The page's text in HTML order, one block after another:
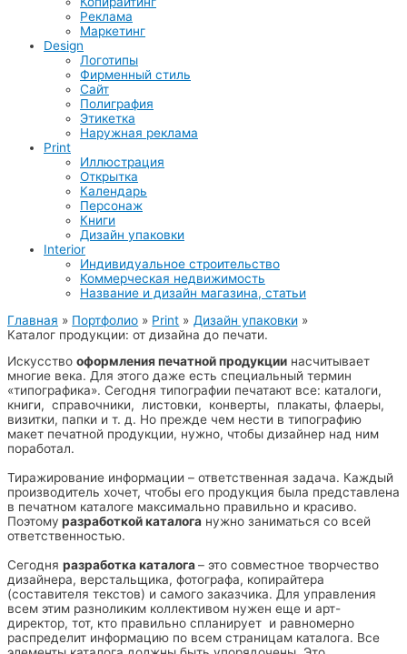
Реклама
Маркетинг
Design
Логотипы
Фирменный стиль
Сайт
Полиграфия
Этикетка
Наружная реклама
Print
Иллюстрация
Открытка
Календарь
Персонаж
Книги
Дизайн упаковки
Interior
Индивидуальное строительство
Коммерческая недвижимость
Название и дизайн магазина, статьи
Главная
Портфолио Print
Дизайн упаковки
Каталог продукции: от дизайна до печати.
Искусство оформления печатной продукции насчитывает
многие века. Для этого даже есть специальный термин
«типографика». Сегодня типографии печатают все: каталоги,
книги, справочники, листовки, конверты, плакаты, флаеры,
визитки, папки и т. д. Но прежде чем нести в типографию
макет печатной продукции, нужно, чтобы дизайнер над ним
поработал.
Тиражирование информации – ответственная задача. Каждый
производитель хочет, чтобы его продукция была представлена
в печатном каталоге максимально правильно и красиво.
Поэтому разработкой каталога нужно заниматься со всей
ответственностью.
Сегодня разработка каталога– это совместное творчество
дизайнера, верстальщика, фотографа, копирайтера
(составителя текстов) и самого заказчика. Для управления
всем этим разноликим коллективом нужен еще и арт-
директор, тот, кто правильно спланирует и равномерно
распределит информацию по всем страницам каталога. Все